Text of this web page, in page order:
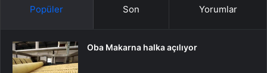
Popüler Son Yorumlar
Oba Makarna halka açılıyor